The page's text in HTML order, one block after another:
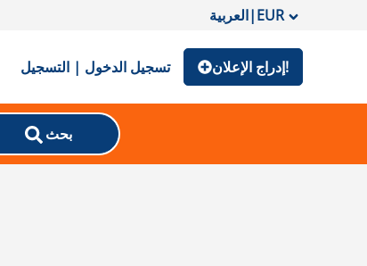
العربية|EUR
تسجيل الدخول | التسجيل إدراج الإعلان!
بحث